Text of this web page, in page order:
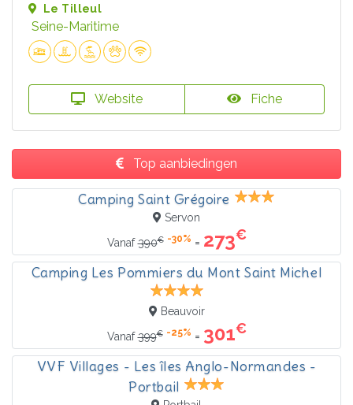
Le Tilleul
Seine-Maritime
Website Fiche
Top aanbiedingen
Camping Saint Grégoire
Servon
Vanaf390€ -30% = 273€
Camping Les Pommiers du Mont Saint Michel
Beauvoir
Vanaf399€ -25% = 301€
VVF Villages - Les îles Anglo-Normandes -
Portbail